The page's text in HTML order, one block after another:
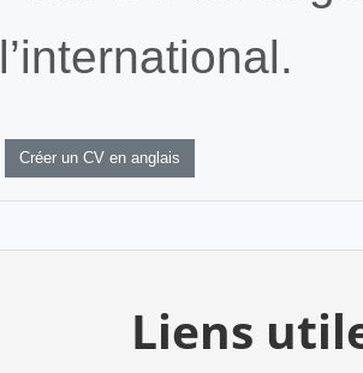
l’international.
Créer un CV en anglais
Liens